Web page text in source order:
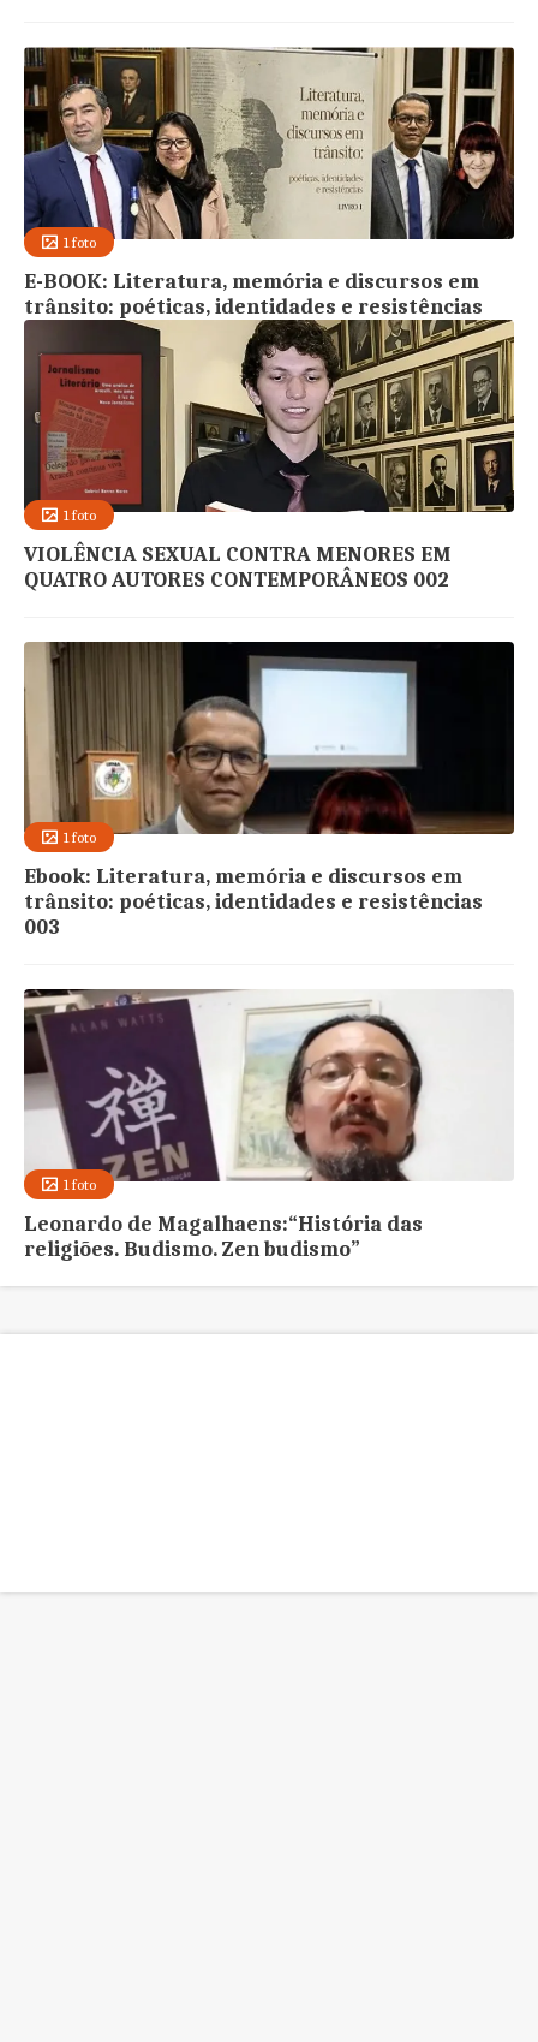
1 foto
E-BOOK: Literatura, memória e discursos em
trânsito: poéticas, identidades e resistências
1 foto
VIOLÊNCIA SEXUAL CONTRA MENORES EM
QUATRO AUTORES CONTEMPORÂNEOS 002
1 foto
Ebook: Literatura, memória e discursos em
trânsito: poéticas, identidades e resistências
003
1 foto
Leonardo de Magalhaens:“História das
religiões. Budismo. Zen budismo”